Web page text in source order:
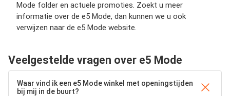
Mode folder en actuele promoties. Zoekt u meer
informatie over de e5 Mode, dan kunnen we u ook
verwijzen naar de e5 Mode website.
Veelgestelde vragen over e5 Mode
Waar vind ik een e5 Mode winkel met openingstijden
bij mij in de buurt?